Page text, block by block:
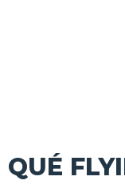
QUÉ